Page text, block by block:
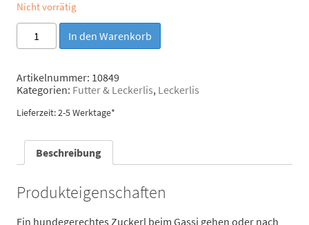
Nicht vorrätig
Escapure
"Hupferl"
Pferd
In den Warenkorb
Artikelnummer: 10849
Kategorien: Futter & Leckerlis, Leckerlis
Lieferzeit: 2-5 Werktage*
Beschreibung
Produkteigenschaften
Ein hundegerechtes Zuckerl beim Gassi gehen oder nach